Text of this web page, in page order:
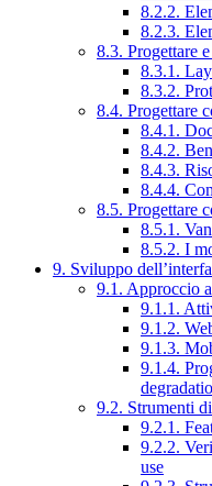
8.2.2.
8.2.3.
8.3. Progettare
8.3.1.
8.3.2.
8.4. Progettare
8.4.1.
8.4.2.
8.4.3.
8.4.4.
8.5. Progettare
8.5.1.
8.5.2. I
9. Sviluppo
9.1. Approccio
9.1.1.
9.1.2.
9.1.3.
9.1.4.
9.2. Strumenti
9.2.1.
9.2.2.
use